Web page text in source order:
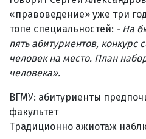
«правоведение» уже три
топе специальностей: - На
пять абитуриентов, конкурс
человек на место. План
человека».
ВГМУ: абитуриенты
факультет
Традиционно ажиотаж